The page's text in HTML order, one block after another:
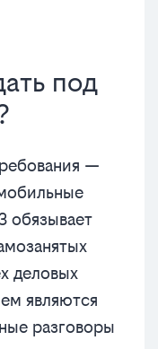
под
—
обязывает
деловых
являются
разговоры